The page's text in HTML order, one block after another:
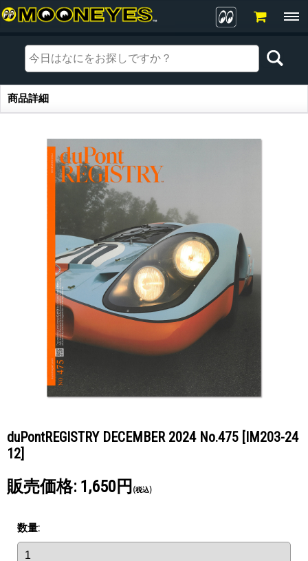
商品詳細
商品詳細
duPontREGISTRY DECEMBER 2024 No.475 [IM203-24
12]
販売価格: 1,650円 (税込)
数量: